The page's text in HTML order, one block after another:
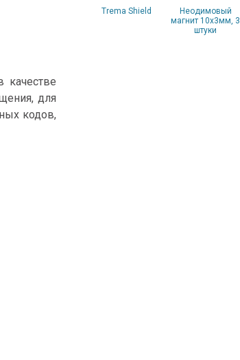
Trema Shield
Неодимовый
магнит 10x3мм, 3
штуки
качестве
для
кодов,